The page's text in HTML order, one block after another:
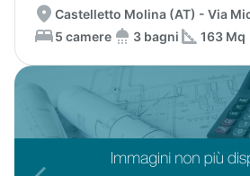
Castelletto Molina (AT) - Via
5 camere
3 bagni 163 Mq